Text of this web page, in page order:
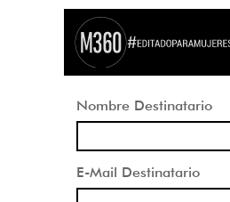
Nombre Destinatario
E-Mail Destinatario